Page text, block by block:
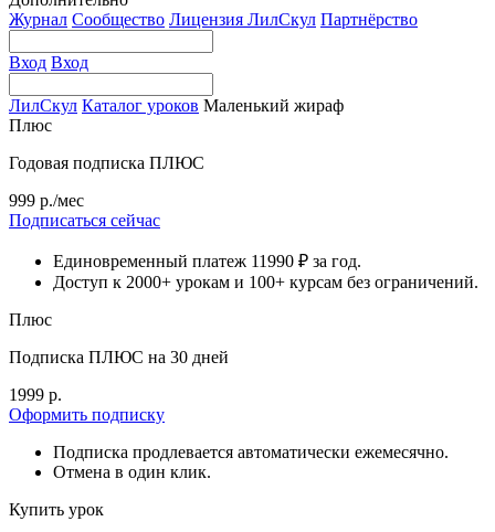
Журнал Сообщество Лицензия ЛилСкул Партнёрство
Вход Вход
ЛилСкул Каталог уроков Маленький жираф
Плюс
Годовая подписка ПЛЮС
999 р./мес
Подписаться сейчас
Единовременный платеж 11990 ₽ за год.
Доступ к 2000+ урокам и 100+ курсам без ограничений.
Плюс
Подписка ПЛЮС на 30 дней
1999 р.
Оформить подписку
Подписка продлевается автоматически ежемесячно.
Отмена в один клик.
Купить урок